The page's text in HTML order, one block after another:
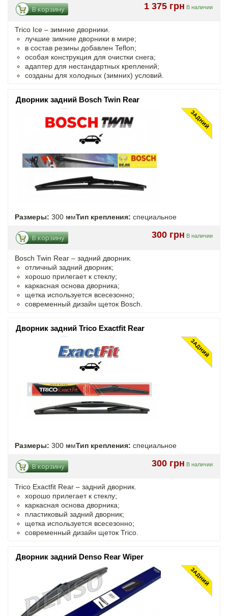
1 375 грн В наличии
В корзину
Trico Ice – зимние дворники.
лучшие зимние дворники в мире;
в состав резины добавлен Teflon;
особая конструкция для очистки снега;
адаптер для нестандартных креплений;
созданы для холодных (зимних) условий.
Дворник задний Bosch Twin Rear
Размеры: 300 ммТип крепления: специальное
300 грн В наличии
В корзину
Bosch Twin Rear – задний дворник.
отличный задний дворник;
хорошо прилегает к стеклу;
каркасная основа дворника;
щетка используется всесезонно;
современный дизайн щеток Bosch.
Дворник задний Trico Exactfit Rear
Размеры: 300 ммТип крепления: специальное
300 грн В наличии
В корзину
Trico Exactfit Rear – задний дворник.
хорошо прилегает к стеклу;
каркасная основа дворника;
пластиковый задний дворник;
щетка используется всесезонно;
современный дизайн щеток Trico.
Дворник задний Denso Rear Wiper